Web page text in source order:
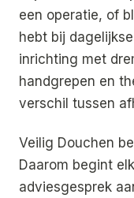
een operatie, of
hebt bij
inrichting met
handgrepen en
verschil tussen
Veilig Douchen
Daarom begint
adviesgesprek